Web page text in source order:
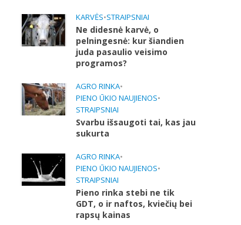
KARVĖS•STRAIPSNIAI
Ne didesnė karvė, o
pelningesnė: kur šiandien
juda pasaulio veisimo
programos?
AGRO RINKA•
PIENO ŪKIO NAUJIENOS•
STRAIPSNIAI
Svarbu išsaugoti tai, kas jau
sukurta
AGRO RINKA•
PIENO ŪKIO NAUJIENOS•
STRAIPSNIAI
Pieno rinka stebi ne tik
GDT, o ir naftos, kviečių bei
rapsų kainas